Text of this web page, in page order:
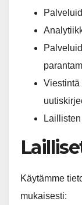
Viestintä
Käytämme
mukaisesti: